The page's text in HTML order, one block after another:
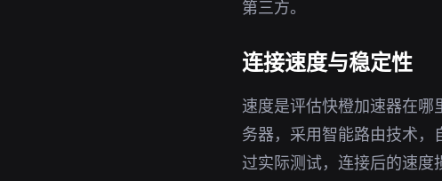
第三方。
连接速度与稳定性
速度是评估快橙加速器在
务器，采用智能路由技术
过实际测试，连接后的速度